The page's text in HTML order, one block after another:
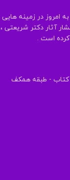
کار کرده و تا به امروز در زمینه هایی
آثار دکتر شریعتی ،
کتاب - طبقه همکف